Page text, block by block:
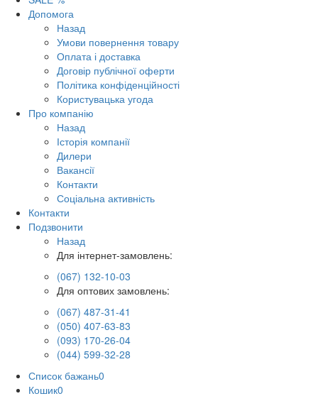
Допомога
Назад
Умови повернення товару
Оплата і доставка
Договір публічної оферти
Політика конфіденційності
Користувацька угода
Про компанію
Назад
Історія компанії
Дилери
Вакансії
Контакти
Соціальна активність
Контакти
Подзвонити
Назад
Для інтернет-замовлень:
(067) 132-10-03
Для оптових замовлень:
(067) 487-31-41
(050) 407-63-83
(093) 170-26-04
(044) 599-32-28
Список бажань0
Кошик0